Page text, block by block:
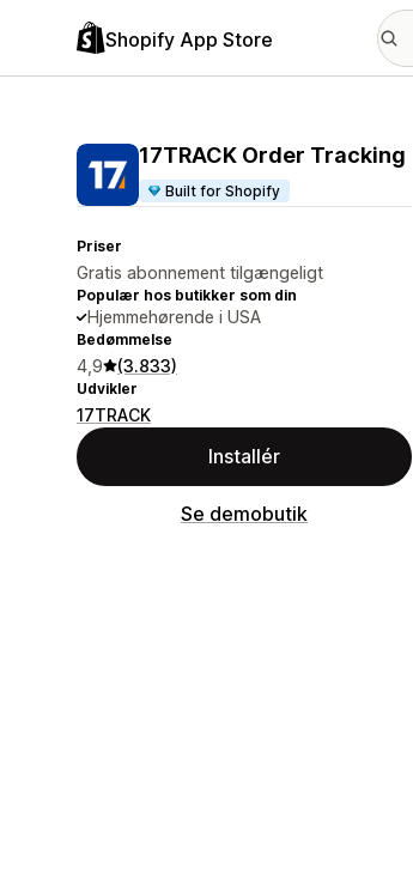
Shopify App Store
17TRACK Order Tracking
Built for Shopify
Priser
Gratis abonnement tilgængeligt
Populær hos butikker som din
Hjemmehørende i USA
Bedømmelse
4,9 (3.833)
Udvikler
17TRACK
Installér
Se demobutik